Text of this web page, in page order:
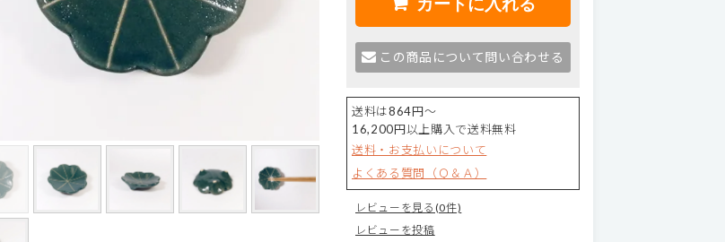
この商品について問い合わせる
送料は864円～
16,200円以上購入で送料無料
送料・お支払いについて
よくある質問（Ｑ＆Ａ）
レビューを見る(0件)
レビューを投稿